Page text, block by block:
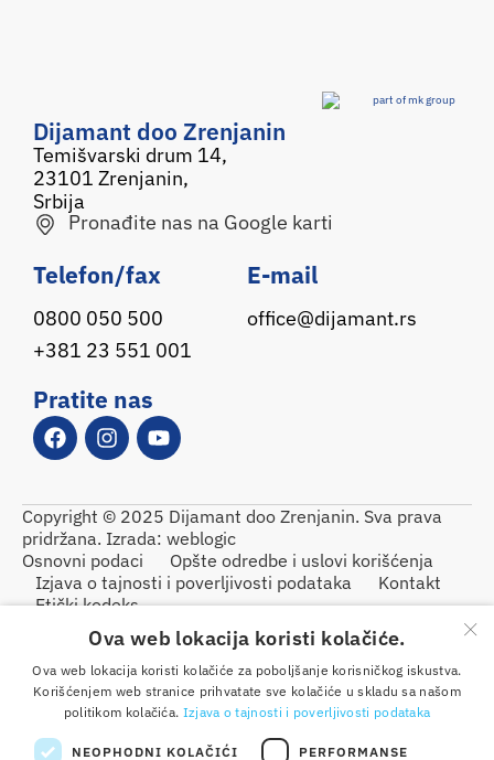
Dijamant doo Zrenjanin
Temišvarski drum 14,
23101 Zrenjanin,
Srbija
Pronađite nas na Google karti
Telefon/fax
0800 050 500
+381 23 551 001
E-mail
office@dijamant.rs
Pratite nas
Copyright © 2025 Dijamant doo Zrenjanin. Sva prava
pridržana. Izrada: weblogic
Osnovni podaci
Opšte odredbe i uslovi korišćenja
Izjava o tajnosti i poverljivosti podataka
Kontakt
Etički kodeks
×
Ova web lokacija koristi kolačiće.
Ova web lokacija koristi kolačiće za poboljšanje korisničkog iskustva.
Korišćenjem web stranice prihvatate sve kolačiće u skladu sa našom
politikom kolačića. Izjava o tajnosti i poverljivosti podataka
NEOPHODNI KOLAČIĆI PERFORMANSE